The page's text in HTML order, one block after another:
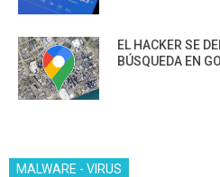
EL HACKER SE
BÚSQUEDA EN
MALWARE - VIRUS